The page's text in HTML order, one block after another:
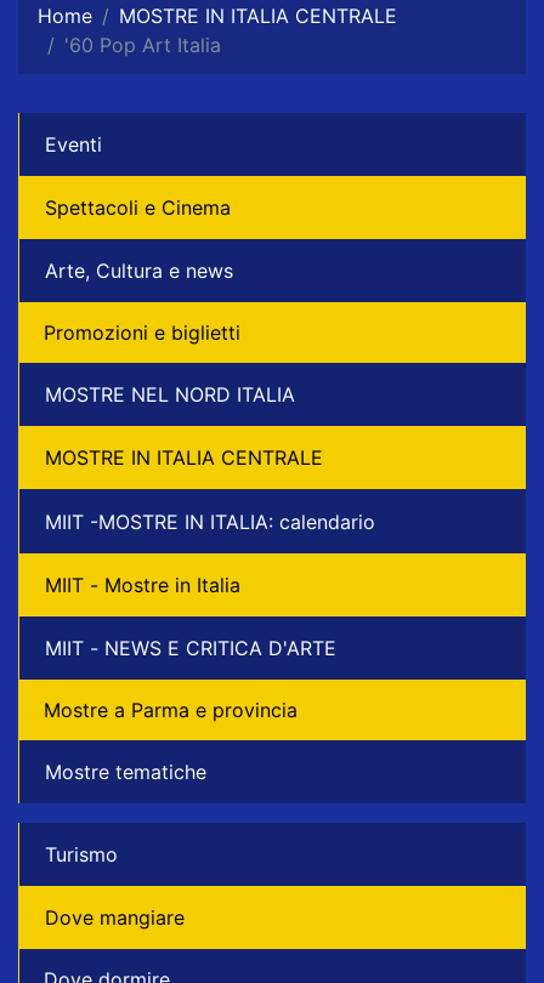
Home
MOSTRE IN ITALIA CENTRALE
'60 Pop Art Italia
Eventi
Spettacoli e Cinema
Arte, Cultura e news
Promozioni e biglietti
MOSTRE NEL NORD ITALIA
MOSTRE IN ITALIA CENTRALE
MIIT -MOSTRE IN ITALIA: calendario
MIIT - Mostre in Italia
MIIT - NEWS E CRITICA D'ARTE
Mostre a Parma e provincia
Mostre tematiche
Turismo
Dove mangiare